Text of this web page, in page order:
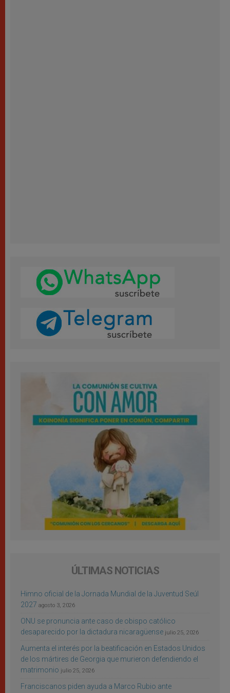
ÚLTIMAS NOTICIAS
Himno oficial de la Jornada Mundial de la Juventud Seúl
2027 agosto 3, 2026
ONU se pronuncia ante caso de obispo católico
desaparecido por la dictadura nicaragüense julio 25, 2026
Aumenta el interés por la beatificación en Estados Unidos
de los mártires de Georgia que murieron defendiendo el
matrimonio julio 25, 2026
Franciscanos piden ayuda a Marco Rubio ante